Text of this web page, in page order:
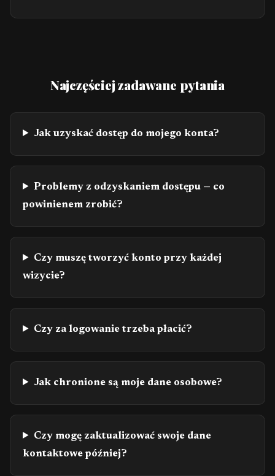
Najczęściej zadawane pytania
Jak uzyskać dostęp do mojego konta?
Problemy z odzyskaniem dostępu — co
powinienem zrobić?
Czy muszę tworzyć konto przy każdej
wizycie?
Czy za logowanie trzeba płacić?
Jak chronione są moje dane osobowe?
Czy mogę zaktualizować swoje dane
kontaktowe później?